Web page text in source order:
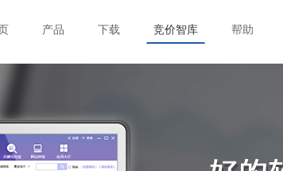
产品 下载 竞价智库 帮助